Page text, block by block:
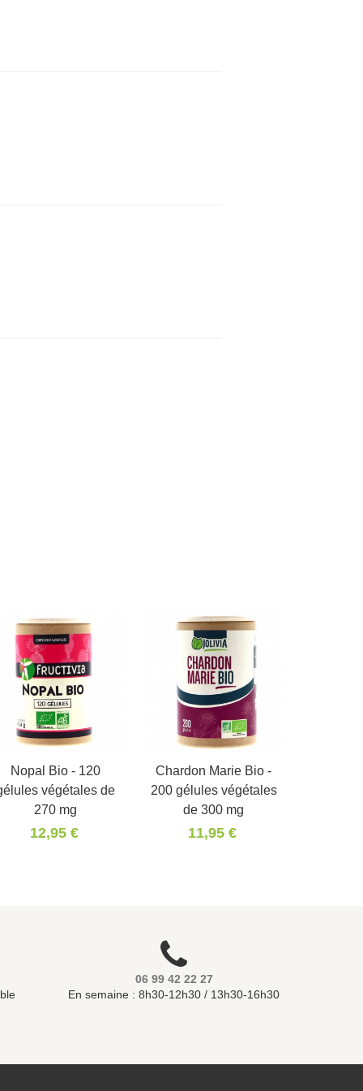
Panier
Nopal Bio - 120
végétales de
270 mg
12,95 €
Panier
Chardon Marie Bio -
200 gélules végétales
de 300 mg
11,95 €
06 99 42 22 27
En semaine : 8h30-12h30 / 13h30-16h30